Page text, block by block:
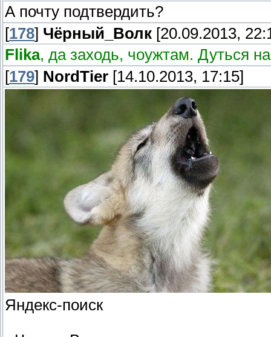
А почту подтвердить?
[178] Чёрный_Волк [20.09.2013,
Flika, да заходь, чоужтам. Дуться
[179] NordTier [14.10.2013, 17:15]
Яндекс-поиск